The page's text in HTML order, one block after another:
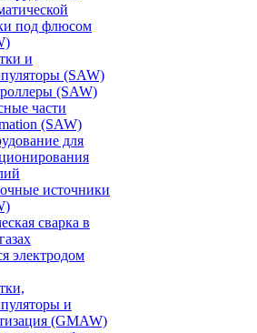
под флюсом
и
(SAW)
(SAW)
части
(SAW)
для
источники
сварка в
электродом
и
(GMAW)